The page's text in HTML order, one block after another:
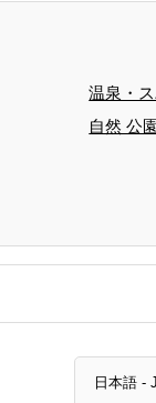
温泉・
自然 公